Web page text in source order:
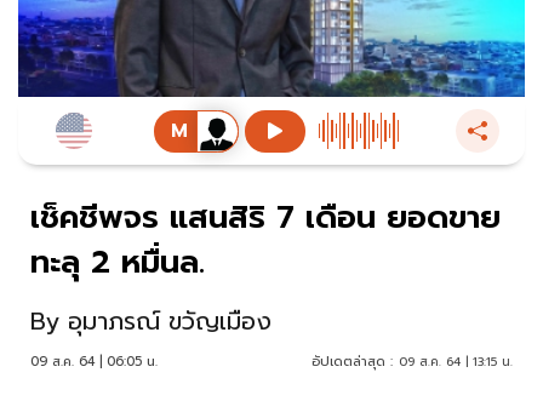
เช็คชีพจร แสนสิริ 7 เดือน ยอดขาย
ทะลุ 2 หมื่นล.
By อุมาภรณ์ ขวัญเมือง
09 ส.ค. 64 | 06:05 น. อัปเดตล่าสุด : 09 ส.ค. 64 | 13:15 น.